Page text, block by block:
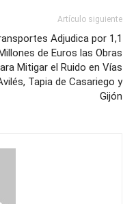
Artículo siguiente
Adjudica por 1,1
de Euros las Obras
Mitigar el Ruido en Vías
Tapia de Casariego y
Gijón